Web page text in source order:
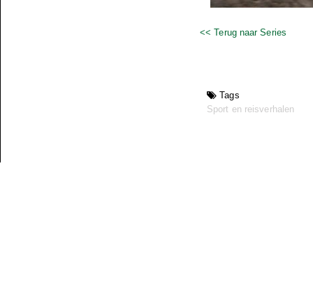
<< Terug naar Series
Tags
Sport en reisverhalen